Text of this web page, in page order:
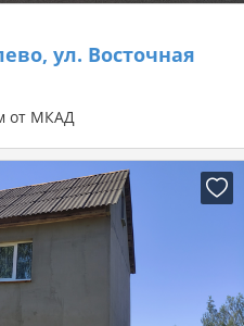
на Domovita